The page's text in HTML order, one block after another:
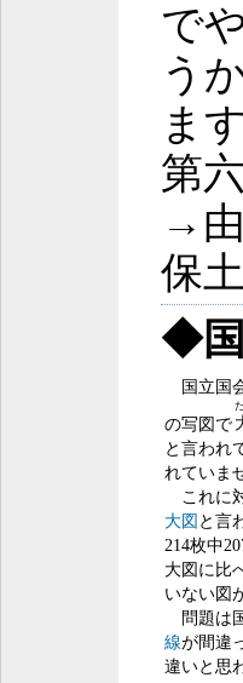
で
う
ます
第
→
保
◆国
国立国
の写図で
と言われ
れていま
これに
大図 と言
214枚中
大図に比
いない図
問題は
線が間違
違いと思